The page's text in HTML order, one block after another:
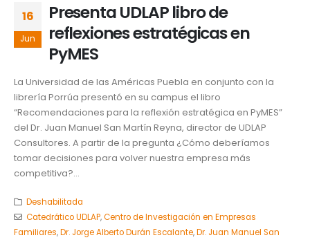
16
Jun
Presenta UDLAP libro de
reflexiones estratégicas en
PyMES
La Universidad de las Américas Puebla en conjunto con la
librería Porrúa presentó en su campus el libro
“Recomendaciones para la reflexión estratégica en PyMES”
del Dr. Juan Manuel San Martín Reyna, director de UDLAP
Consultores. A partir de la pregunta ¿Cómo deberíamos
tomar decisiones para volver nuestra empresa más
competitiva?...
Deshabilitada
Catedrático UDLAP,Centro de Investigación en Empresas
Familiares,Dr. Jorge Alberto Durán Escalante,Dr. Juan Manuel San